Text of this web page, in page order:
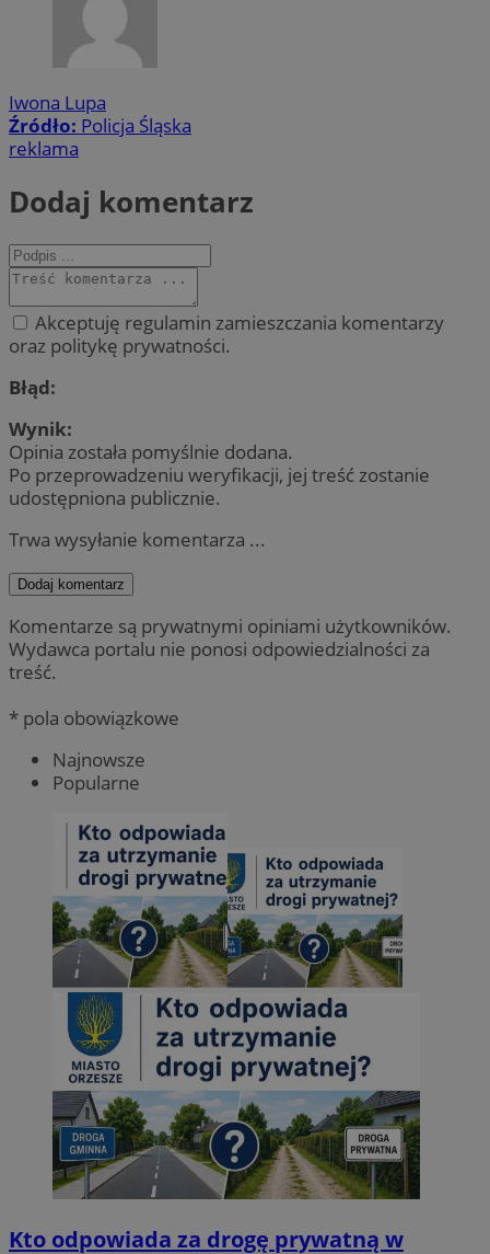
Iwona Lupa
Źródło: Policja Śląska
reklama
Dodaj komentarz
Akceptuję regulamin zamieszczania komentarzy
oraz politykę prywatności.
Błąd:
Wynik:
Opinia została pomyślnie dodana.
Po przeprowadzeniu weryfikacji, jej treść zostanie
udostępniona publicznie.
Trwa wysyłanie komentarza ...
Dodaj komentarz
Komentarze są prywatnymi opiniami użytkowników.
Wydawca portalu nie ponosi odpowiedzialności za
treść.
* pola obowiązkowe
Najnowsze
Popularne
Kto odpowiada za drogę prywatną w